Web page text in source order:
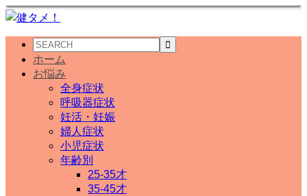
ホーム
お悩み
全身症状
呼吸器症状
妊活・妊娠
婦人症状
小児症状
年齢別
25-35才
35-45才